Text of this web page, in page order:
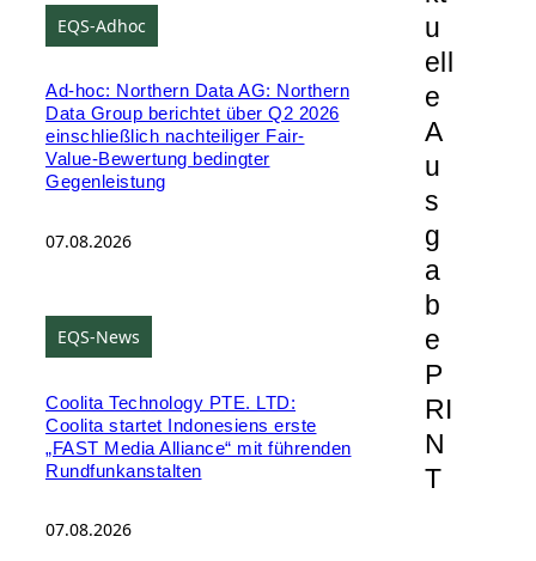
EQS-Adhoc
Ad-hoc: Northern Data AG: Northern
Data Group berichtet über Q2 2026
einschließlich nachteiliger Fair-
Value-Bewertung bedingter
Gegenleistung
07.08.2026
EQS-News
Coolita Technology PTE. LTD:
Coolita startet Indonesiens erste
„FAST Media Alliance“ mit führenden
Rundfunkanstalten
07.08.2026
u
ell
e
A
u
s
g
a
b
e
P
RI
N
T